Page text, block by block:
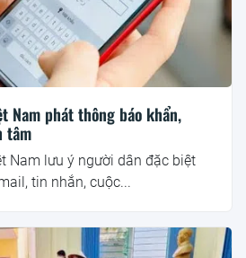
Nam phát thông báo khẩn,
tâm
Nam lưu ý người dân đặc biệt
tin nhắn, cuộc...